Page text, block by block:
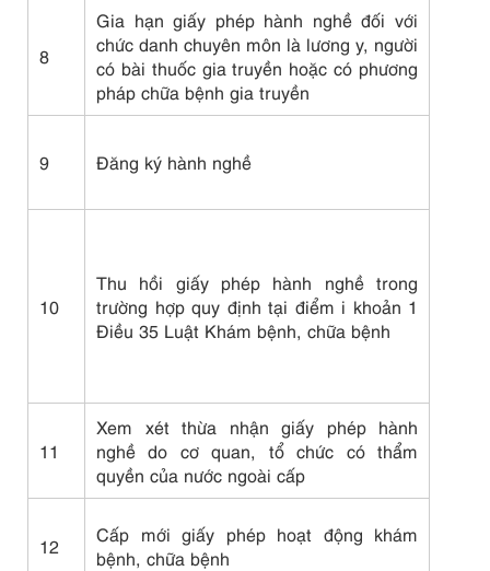
8
Gia hạn giấy phép hành nghề đối với
chức danh chuyên môn là lương y, người
có bài thuốc gia truyền hoặc có phương
pháp chữa bệnh gia truyền
9 Đăng ký hành nghề
10
Thu hồi giấy phép hành nghề trong
trường hợp quy định tại điểm i khoản 1
Điều 35 Luật Khám bệnh, chữa bệnh
11
Xem xét thừa nhận giấy phép hành
nghề do cơ quan, tổ chức có thẩm
quyền của nước ngoài cấp
12
Cấp mới giấy phép hoạt động khám
bệnh, chữa bệnh